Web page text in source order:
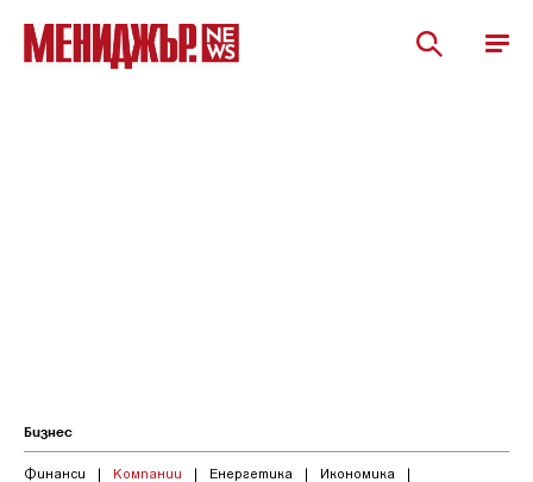
Бизнес
Финанси | Компании | Енергетика | Икономика |